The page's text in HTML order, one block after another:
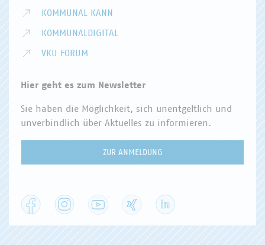
KOMMUNAL KANN
KOMMUNALDIGITAL
VKU FORUM
Hier geht es zum Newsletter
Sie haben die Möglichkeit, sich unentgeltlich und
unverbindlich über Aktuelles zu informieren.
ZUR ANMELDUNG
Facebook Instagram YouTube